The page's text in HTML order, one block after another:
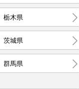
栃木県
茨城県
群馬県